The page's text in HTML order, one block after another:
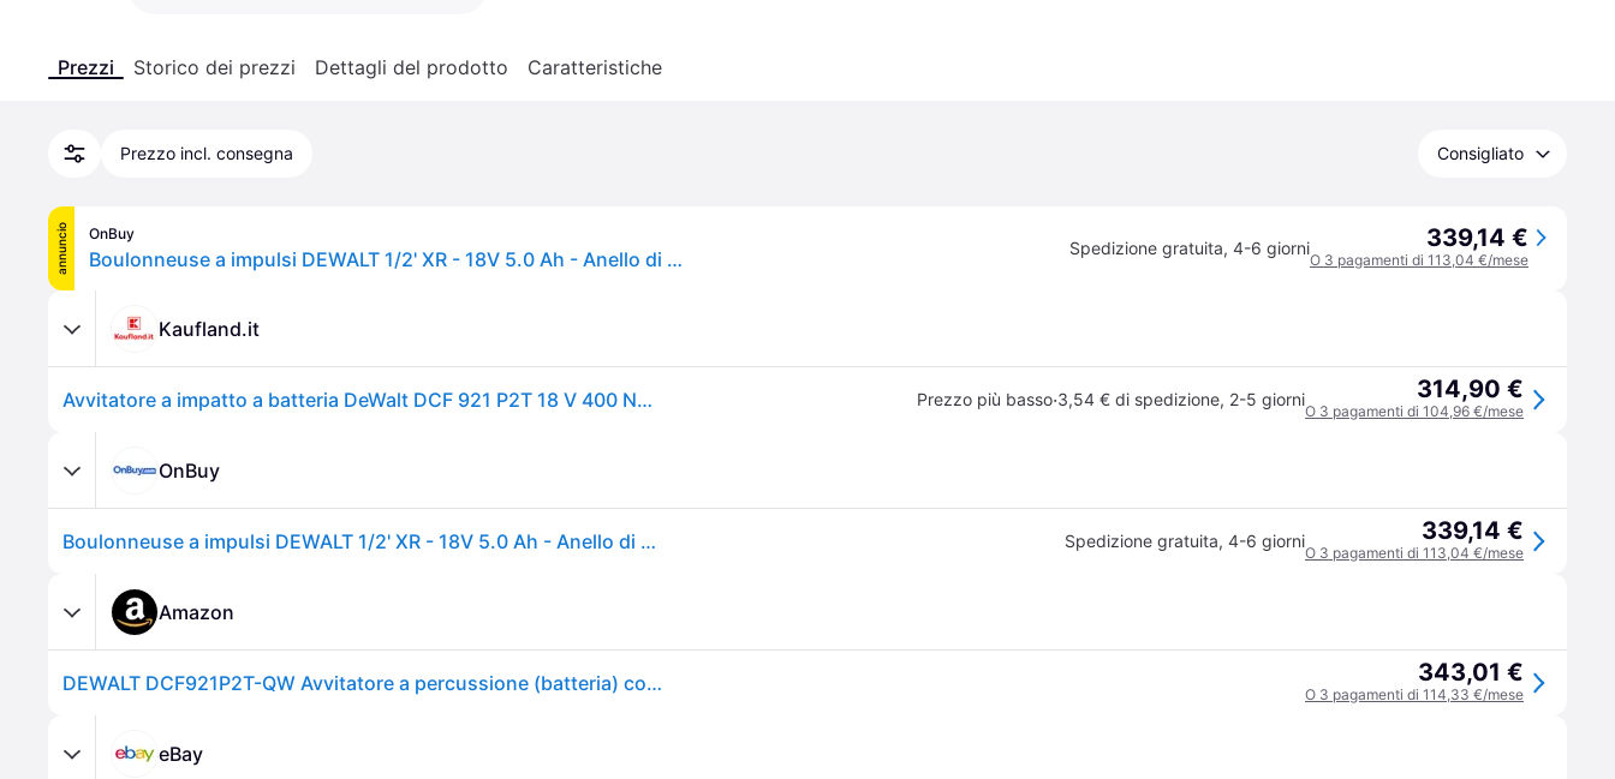
Prezzi Storico dei prezzi Dettagli del prodotto Caratteristiche
Prezzo incl. consegna Consigliato
annuncio OnBuy
Boulonneuse a impulsi DEWALT 1/2' XR - 18V 5.0 Ah - Anello di sicurezza - DCF921P2T-QW Spedizione gratuita, 4-6 giorni 339,14 €
O 3 pagamenti di 113,04 €/mese
Kaufland.it
Avvitatore a impatto a batteria DeWalt DCF 921 P2T 18 V 400 Nm 1/2" Brushless + 2 batterie 5,0 Ah + caricabatterie + TSTAK Prezzo più basso·3,54 € di spedizione, 2-5 giorni 314,90 €
O 3 pagamenti di 104,96 €/mese
OnBuy
Boulonneuse a impulsi DEWALT 1/2' XR - 18V 5.0 Ah - Anello di sicurezza - DCF921P2T-QW Spedizione gratuita, 4-6 giorni 339,14 €
O 3 pagamenti di 113,04 €/mese
Amazon
DEWALT DCF921P2T-QW Avvitatore a percussione (batteria) con batteria con ricaricatore Motore senza spazzole Batteria Batteria 343,01 €
O 3 pagamenti di 114,33 €/mese
eBay